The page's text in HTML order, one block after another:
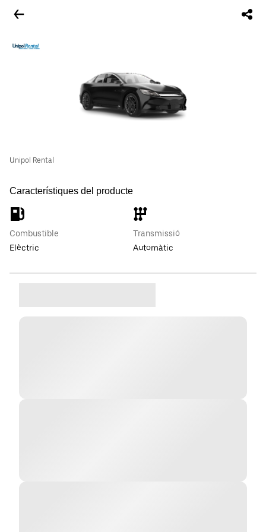
Unipol Rental
Característiques del producte
Combustible
Elèctric
Transmissió
Automàtic